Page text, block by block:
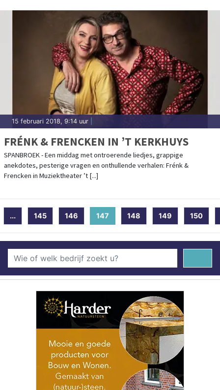
15 februari 2018, 9:14 uur
FRÉNK & FRENCKEN IN ’T KERKHUYS
SPANBROEK - Een middag met ontroerende liedjes, grappige
anekdotes, pesterige vragen en onthullende verhalen: Frénk &
Frencken in Muziektheater ’t [...]
... 145 146 147 (current)
148 149 150